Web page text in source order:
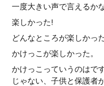
一度大きい声で言えるか
楽しかった!
どんなところが楽しかっ
かけっこが楽しかった。
かけっこっていうのはで
じゃない、子供と保護者